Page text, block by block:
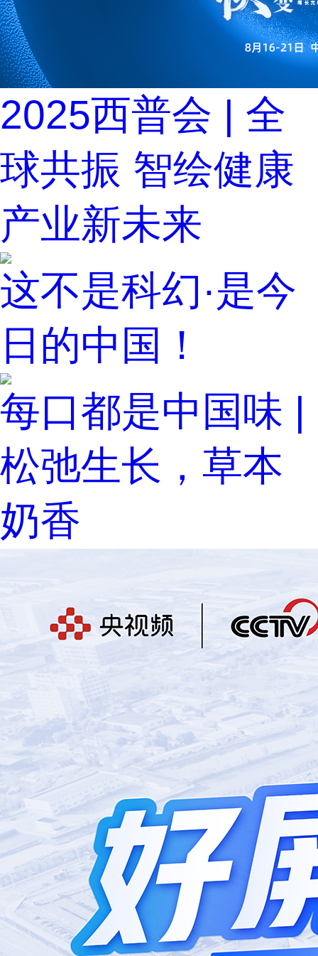
2025西普会 | 全
球共振 智绘健康
产业新未来
这不是科幻·是今
日的中国！
每口都是中国味 |
松弛生长，草本
奶香